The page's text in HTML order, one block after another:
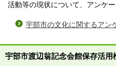
活動等の現状について、アンケ
宇部市の文化に関するアン
宇部市渡辺翁記念会館保存活用